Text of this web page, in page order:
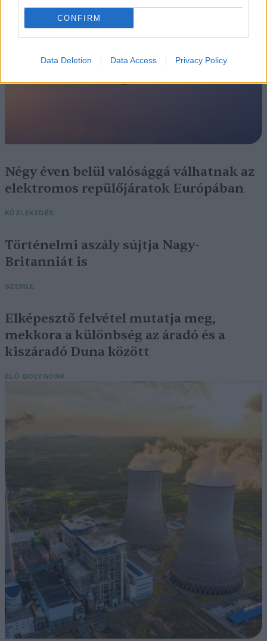
CONFIRM
Data Deletion Data Access Privacy Policy
Négy éven belül valósággá válhatnak az
elektromos repülőjáratok Európában
KÖZLEKEDÉS
Történelmi aszály sújtja Nagy-
Britanniát is
SZEMLE
Elképesztő felvétel mutatja meg,
mekkora a különbség az áradó és a
kiszáradó Duna között
ÉLŐ BOLYGÓNK